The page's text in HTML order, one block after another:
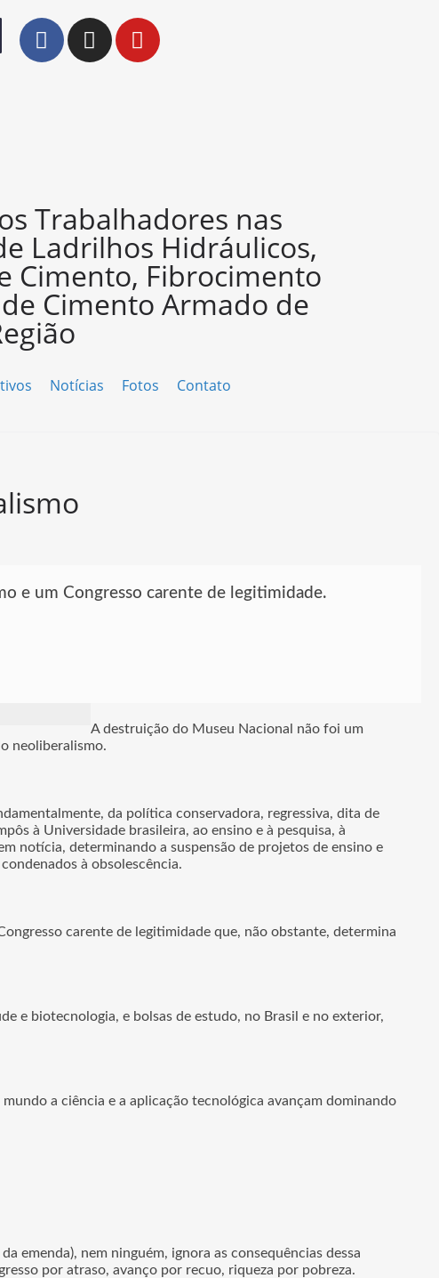
Trabalhadores nas
Ladrilhos Hidráulicos,
Cimento, Fibrocimento
Cimento Armado de
Notícias Fotos Contato
e um Congresso carente de legitimidade.
A destruição do Museu Nacional não foi um
neoliberalismo.
da política conservadora, regressiva, dita de
à Universidade brasileira, ao ensino e à pesquisa, à
notícia, determinando a suspensão de projetos de ensino e
à obsolescência.
carente de legitimidade que, não obstante, determina
e biotecnologia, e bolsas de estudo, no Brasil e no exterior,
a ciência e a aplicação tecnológica avançam dominando
emenda), nem ninguém, ignora as consequências dessa
por atraso, avanço por recuo, riqueza por pobreza.